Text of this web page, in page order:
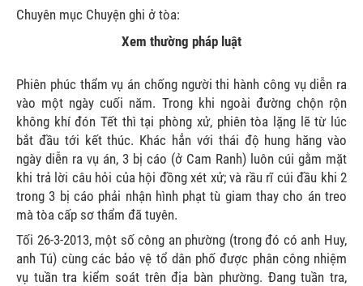
Chuyên mục Chuyện ghi ở tòa:
Xem thường pháp luật
Phiên phúc thẩm vụ án chống người thi hành công vụ diễn ra
vào một ngày cuối năm. Trong khi ngoài đường chộn rộn
không khí đón Tết thì tại phòng xử, phiên tòa lặng lẽ từ lúc
bắt đầu tới kết thúc. Khác hẳn với thái độ hung hăng vào
ngày diễn ra vụ án, 3 bị cáo (ở Cam Ranh) luôn cúi gằm mặt
khi trả lời câu hỏi của hội đồng xét xử; và rầu rĩ cúi đầu khi 2
trong 3 bị cáo phải nhận hình phạt tù giam thay cho án treo
mà tòa cấp sơ thẩm đã tuyên.
Tối 26-3-2013, một số công an phường (trong đó có anh Huy,
anh Tú) cùng các bảo vệ tổ dân phố được phân công nhiệm
vụ tuần tra kiểm soát trên địa bàn phường. Đang tuần tra,